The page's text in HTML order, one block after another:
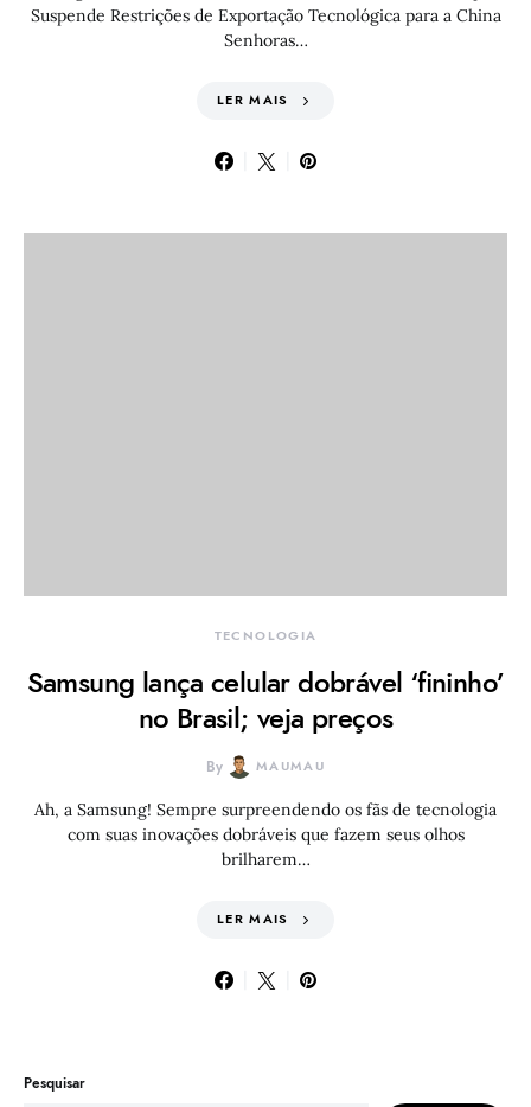
Suspende Restrições de Exportação Tecnológica para a China
Senhoras…
LER MAIS
TECNOLOGIA
Samsung lança celular dobrável ‘fininho’
no Brasil; veja preços
By MAUMAU
Ah, a Samsung! Sempre surpreendendo os fãs de tecnologia
com suas inovações dobráveis que fazem seus olhos
brilharem…
LER MAIS
Pesquisar